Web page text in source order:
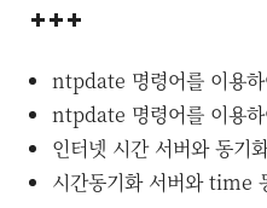
+++
ntpdate 명령어를 이용
ntpdate 명령어를 이용
인터넷 시간 서버와 동기
시간동기화 서버와 time